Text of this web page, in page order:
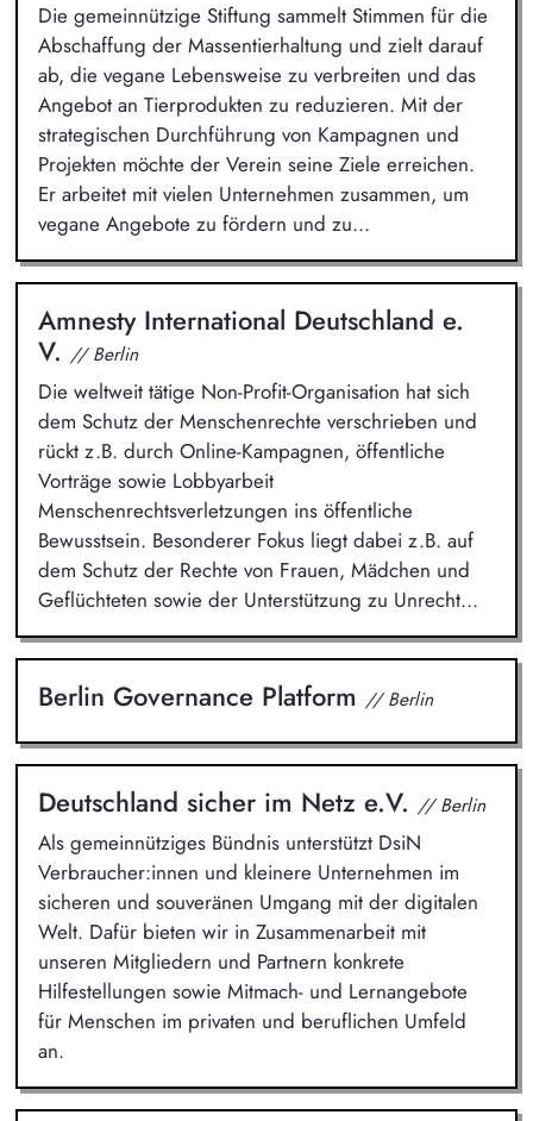
Die gemeinnützige Stiftung sammelt Stimmen für die
Abschaffung der Massentierhaltung und zielt darauf
ab, die vegane Lebensweise zu verbreiten und das
Angebot an Tierprodukten zu reduzieren. Mit der
strategischen Durchführung von Kampagnen und
Projekten möchte der Verein seine Ziele erreichen.
Er arbeitet mit vielen Unternehmen zusammen, um
vegane Angebote zu fördern und zu...
Amnesty International Deutschland e.
V. // Berlin
Die weltweit tätige Non-Profit-Organisation hat sich
dem Schutz der Menschenrechte verschrieben und
rückt z.B. durch Online-Kampagnen, öffentliche
Vorträge sowie Lobbyarbeit
Menschenrechtsverletzungen ins öffentliche
Bewusstsein. Besonderer Fokus liegt dabei z.B. auf
dem Schutz der Rechte von Frauen, Mädchen und
Geflüchteten sowie der Unterstützung zu Unrecht...
Berlin Governance Platform // Berlin
Deutschland sicher im Netz e.V. // Berlin
Als gemeinnütziges Bündnis unterstützt DsiN
Verbraucher:innen und kleinere Unternehmen im
sicheren und souveränen Umgang mit der digitalen
Welt. Dafür bieten wir in Zusammenarbeit mit
unseren Mitgliedern und Partnern konkrete
Hilfestellungen sowie Mitmach- und Lernangebote
für Menschen im privaten und beruflichen Umfeld
an.